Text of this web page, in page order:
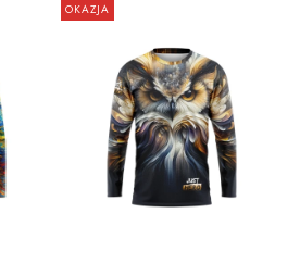
DO KOSZYKA
OKAZJA